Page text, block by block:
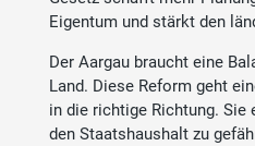
Eigentum und stärkt den
Der Aargau braucht eine
Land. Diese Reform geht
in die richtige Richtung. Sie
den Staatshaushalt zu